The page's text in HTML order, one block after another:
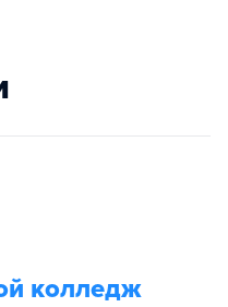
колледж